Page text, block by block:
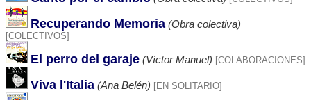
Recuperando Memoria (Obra colectiva)
[COLECTIVOS]
El perro del garaje (Víctor Manuel) [COLABORACIONES]
Viva l'Italia (Ana Belén) [EN SOLITARIO]